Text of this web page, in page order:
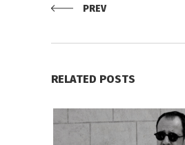
PREV
RELATED POSTS